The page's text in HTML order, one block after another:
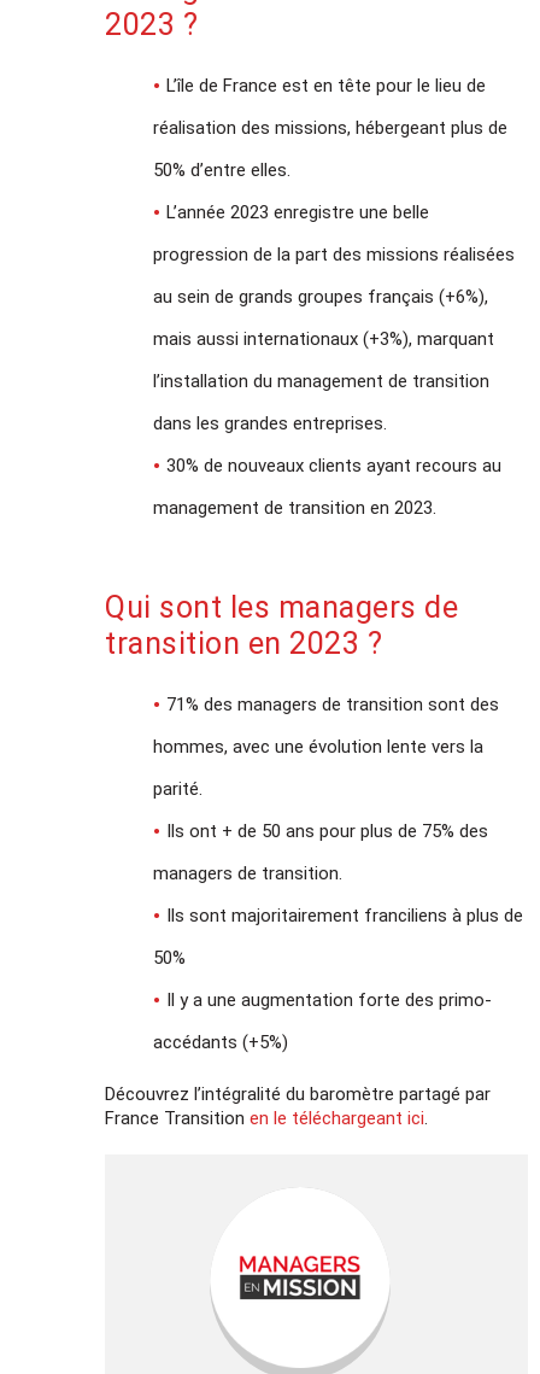
2023 ?
L’île de France est en tête pour le lieu de
réalisation des missions, hébergeant plus de
50% d’entre elles.
L’année 2023 enregistre une belle
progression de la part des missions réalisées
au sein de grands groupes français (+6%),
mais aussi internationaux (+3%), marquant
l’installation du management de transition
dans les grandes entreprises.
30% de nouveaux clients ayant recours au
management de transition en 2023.
Qui sont les managers de
transition en 2023 ?
71% des managers de transition sont des
hommes, avec une évolution lente vers la
parité.
Ils ont + de 50 ans pour plus de 75% des
managers de transition.
Ils sont majoritairement franciliens à plus de
50%
Il y a une augmentation forte des primo-
accédants (+5%)
Découvrez l’intégralité du baromètre partagé par
France Transitionen le téléchargeant ici.